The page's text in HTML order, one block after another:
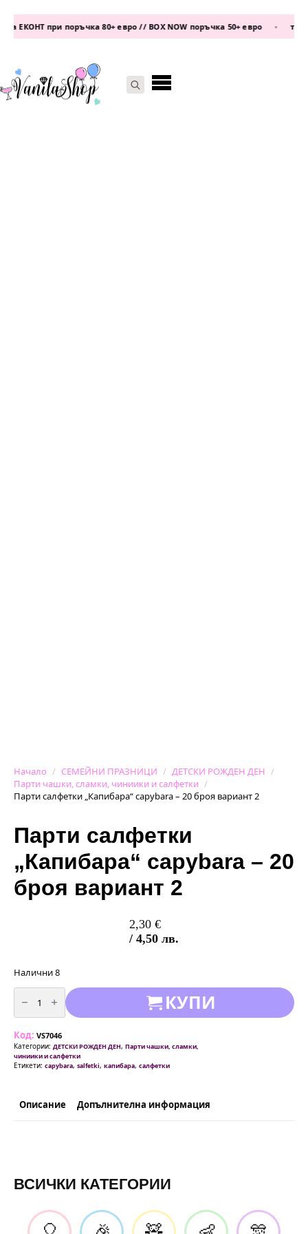
при поръчка 80+ евро // BOX NOW поръчка 50+ евро
Начало СЕМЕЙНИ ПРАЗНИЦИ
ДЕТСКИ РОЖДЕН ДЕН
Парти чашки, сламки, чиниики и салфетки
Парти салфетки „Капибара“ capybara – 20 броя вариант 2
Парти салфетки
„Капибара“ capybara – 20
броя вариант 2
2,30 €
/ 4,50 лв.
Налични 8
количество
за
Парти
салфетки
capybara
–
20
броя
вариант
КУПИ
Код: VS7046
Категории: ДЕТСКИ РОЖДЕН ДЕН, Парти чашки, сламки,
чиниики и салфетки
Етикети: capybara, salfetki, капибара, салфетки
Описание Допълнителна информация
ВСИЧКИ КАТЕГОРИИ